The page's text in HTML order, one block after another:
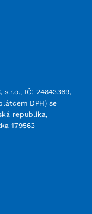
s.r.o., IČ: 24843369,
DPH) se
republika,
179563